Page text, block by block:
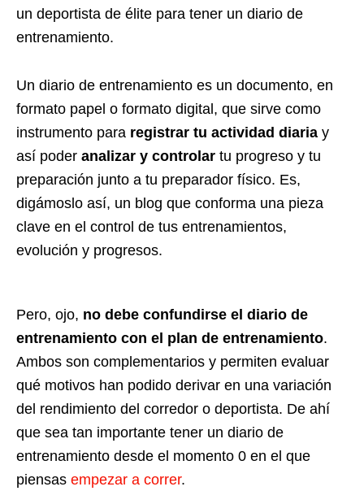
un deportista de élite para tener un diario de
entrenamiento.
Un diario de entrenamiento es un documento, en
formato papel o formato digital, que sirve como
instrumento para registrar tu actividad diaria y
así poder analizar y controlar tu progreso y tu
preparación junto a tu preparador físico. Es,
digámoslo así, un blog que conforma una pieza
clave en el control de tus entrenamientos,
evolución y progresos.
Pero, ojo, no debe confundirse el diario de
entrenamiento con el plan de entrenamiento.
Ambos son complementarios y permiten evaluar
qué motivos han podido derivar en una variación
del rendimiento del corredor o deportista. De ahí
que sea tan importante tener un diario de
entrenamiento desde el momento 0 en el que
piensas empezar a correr.